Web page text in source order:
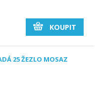
KOUPIT
25 ŽEZLO MOSAZ